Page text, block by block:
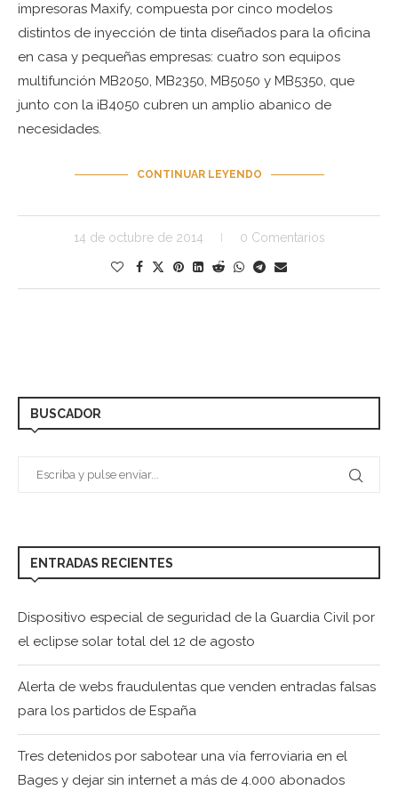
impresoras Maxify, compuesta por cinco modelos
distintos de inyección de tinta diseñados para la oficina
en casa y pequeñas empresas: cuatro son equipos
multifunción MB2050, MB2350, MB5050 y MB5350, que
junto con la iB4050 cubren un amplio abanico de
necesidades.
CONTINUAR LEYENDO
14 de octubre de 2014 0 Comentarios
BUSCADOR
ENTRADAS RECIENTES
Dispositivo especial de seguridad de la Guardia Civil por
el eclipse solar total del 12 de agosto
Alerta de webs fraudulentas que venden entradas falsas
para los partidos de España
Tres detenidos por sabotear una vía ferroviaria en el
Bages y dejar sin internet a más de 4.000 abonados